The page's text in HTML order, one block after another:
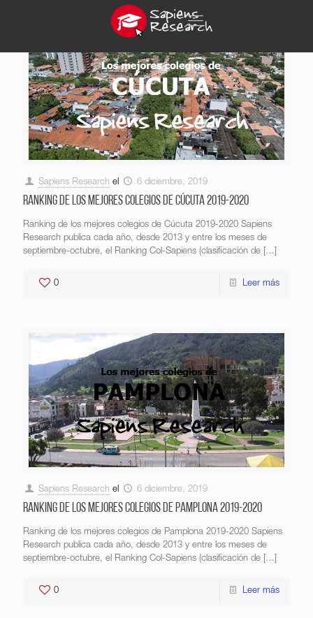
Sapiens Research el 6 diciembre, 2019
Ranking de los mejores colegios de Cúcuta 2019-2020
Ranking de los mejores colegios de Cúcuta 2019-2020 Sapiens
Research publica cada año, desde 2013 y entre los meses de
septiembre-octubre, el Ranking Col-Sapiens (clasificación de […]
0 Leer más
Sapiens Research el 6 diciembre, 2019
Ranking de los mejores colegios de Pamplona 2019-2020
Ranking de los mejores colegios de Pamplona 2019-2020 Sapiens
Research publica cada año, desde 2013 y entre los meses de
septiembre-octubre, el Ranking Col-Sapiens (clasificación de […]
0 Leer más